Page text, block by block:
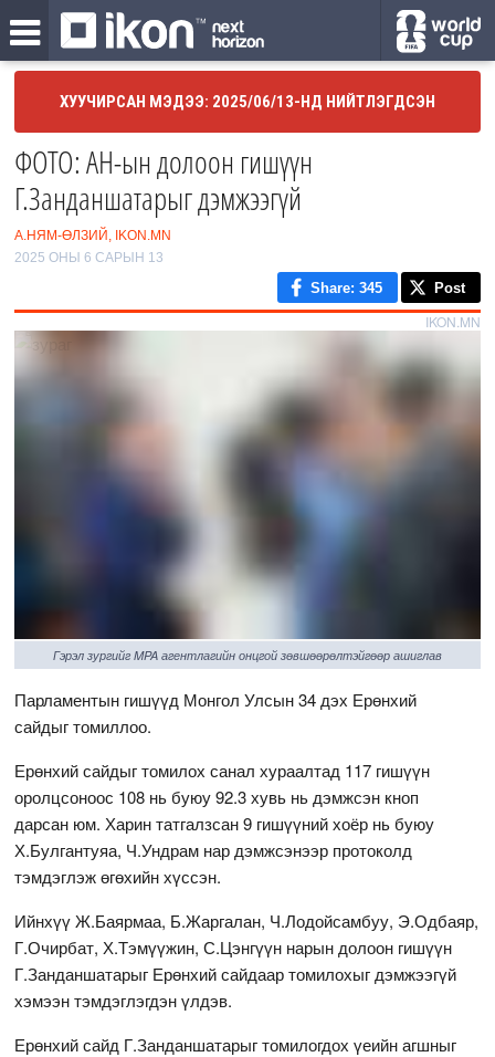
ХУУЧИРСАН МЭДЭЭ: 2025/06/13-НД НИЙТЛЭГДСЭН
ФОТО: АН-ын долоон гишүүн
Г.Занданшатарыг дэмжээгүй
А.НЯМ-ӨЛЗИЙ, IKON.MN
2025 ОНЫ 6 САРЫН 13
Share: 345 Post
IKON.MN
Гэрэл зургийг MPA агентлагийн онцгой зөвшөөрөлтэйгөөр ашиглав
Парламентын гишүүд Монгол Улсын 34 дэх Ерөнхий
сайдыг томиллоо.
Ерөнхий сайдыг томилох санал хураалтад 117 гишүүн
оролцсоноос 108 нь буюу 92.3 хувь нь дэмжсэн кноп
дарсан юм. Харин татгалзсан 9 гишүүний хоёр нь буюу
Х.Булгантуяа, Ч.Ундрам нар дэмжсэнээр протоколд
тэмдэглэж өгөхийн хүссэн.
Ийнхүү Ж.Баярмаа, Б.Жаргалан, Ч.Лодойсамбуу, Э.Одбаяр,
Г.Очирбат, Х.Тэмүүжин, С.Цэнгүүн нарын долоон гишүүн
Г.Занданшатарыг Ерөнхий сайдаар томилохыг дэмжээгүй
хэмээн тэмдэглэгдэн үлдэв.
Ерөнхий сайд Г.Занданшатарыг томилогдох үеийн агшныг